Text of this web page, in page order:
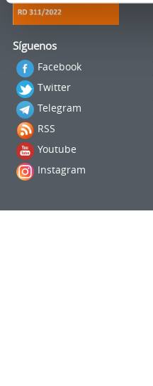
Síguenos
Facebook
Twitter
Telegram
RSS
Youtube
Instagram